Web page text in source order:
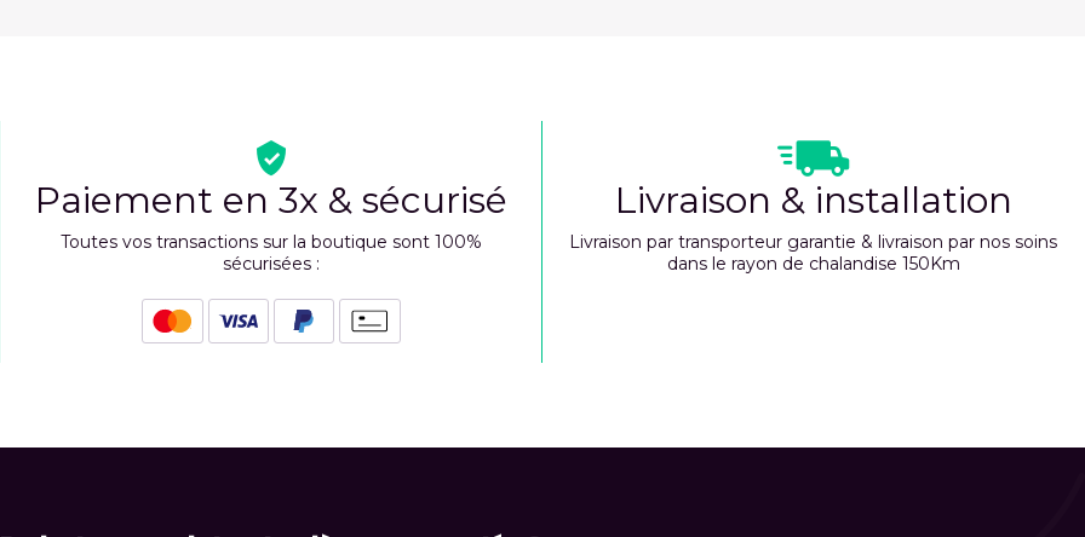
Paiement en 3x & sécurisé
Toutes vos transactions sur la boutique sont 100%
sécurisées :
Livraison & installation
Livraison par transporteur garantie & livraison par nos soins
dans le rayon de chalandise 150Km